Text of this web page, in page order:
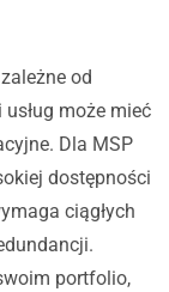
od
może mieć
Dla MSP
dostępności
ciągłych
portfolio,